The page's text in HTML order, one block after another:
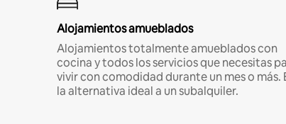
Alojamientos amueblados
Alojamientos totalmente amueblados con
cocina y todos los servicios que necesitas
vivir con comodidad durante un mes o más.
la alternativa ideal a un subalquiler.